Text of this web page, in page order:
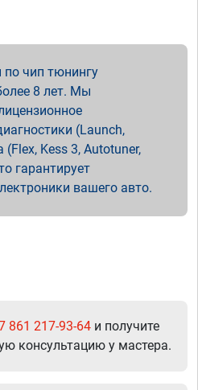
чип тюнингу
8 лет. Мы
(Launch,
Kess 3, Autotuner,
гарантирует
вашего авто.
861 217-93-64 и получите
консультацию у мастера.